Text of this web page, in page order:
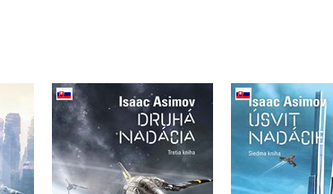
Druhá nadácia
Isaac Asimov
Úsvit
Isaac